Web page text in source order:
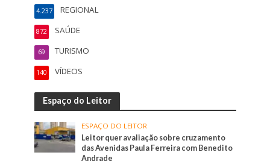
REGIONAL
4.237
SAÚDE
872
TURISMO
69
VÍDEOS
140
Espaço do Leitor
ESPAÇO DO LEITOR
Leitor quer avaliação sobre cruzamento
das Avenidas Paula Ferreira com Benedito
Andrade